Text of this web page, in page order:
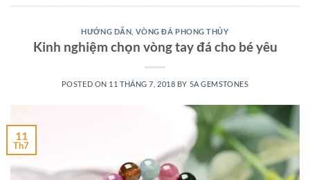
HƯỚNG DẪN VÒNG ĐÁ PHONG THỦY
Kinh nghiệm chọn vòng tay đá cho bé yêu
POSTED ON 11 THÁNG 7, 2018 BY 5A GEMSTONES
11
Th7